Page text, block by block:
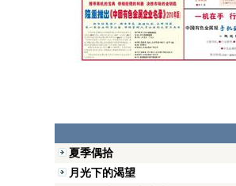
夏季偶拾
月光下的渴望